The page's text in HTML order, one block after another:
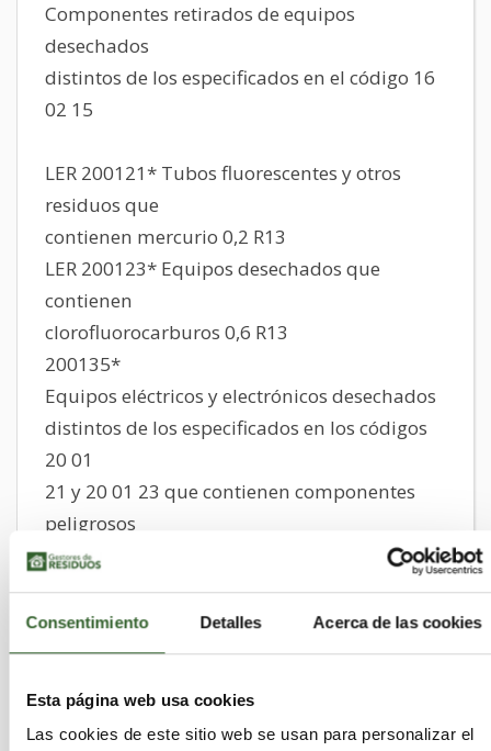
Consentimiento Detalles Acerca de las cookies
Esta página web usa cookies
Las cookies de este sitio web se usan para personalizar el
Componentes retirados de equipos
desechados
distintos de los especificados en el código 16
02 15
LER 200121* Tubos fluorescentes y otros
residuos que
contienen mercurio 0,2 R13
LER 200123* Equipos desechados que
contienen
clorofluorocarburos 0,6 R13
200135*
Equipos eléctricos y electrónicos desechados
distintos de los especificados en los códigos
20 01
21 y 20 01 23 que contienen componentes
peligrosos
200136
Equipos eléctricos y electrónicos desechados
distintos de los especificados en los códigos
21, 20 01 23 y 20 01 3